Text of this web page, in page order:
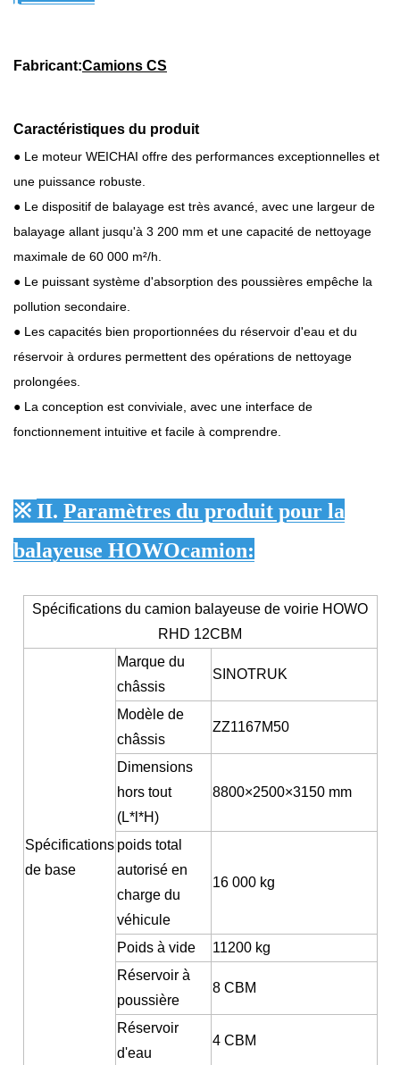
Fabricant:Camions CS
Caractéristiques du produit
● Le moteur WEICHAI offre des performances exceptionnelles et
une puissance robuste.
● Le dispositif de balayage est très avancé, avec une largeur de
balayage allant jusqu'à 3 200 mm et une capacité de nettoyage
maximale de 60 000 m²/h.
● Le puissant système d'absorption des poussières empêche la
pollution secondaire.
● Les capacités bien proportionnées du réservoir d'eau et du
réservoir à ordures permettent des opérations de nettoyage
prolongées.
● La conception est conviviale, avec une interface de
fonctionnement intuitive et facile à comprendre.
※ II. Paramètres du produit pour la
balayeuse HOWOcamion:
Spécifications du camion balayeuse de voirie HOWO
RHD 12CBM
Spécifications
de base
Marque du
châssis
SINOTRUK
Modèle de
châssis
ZZ1167M50
Dimensions
hors tout
(L*l*H)
8800×2500×3150 mm
poids total
autorisé en
charge du
véhicule
16 000 kg
Poids à vide
11200 kg
Réservoir à
poussière
8 CBM
Réservoir
d'eau
4 CBM